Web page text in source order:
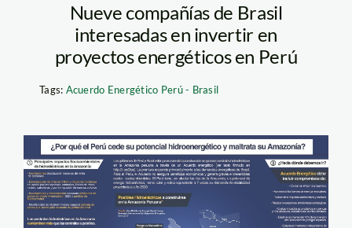
Nueve compañías de Brasil
interesadas en invertir en
proyectos energéticos en Perú
Tags: Acuerdo Energético Perú - Brasil
Acuerdo-energetico-